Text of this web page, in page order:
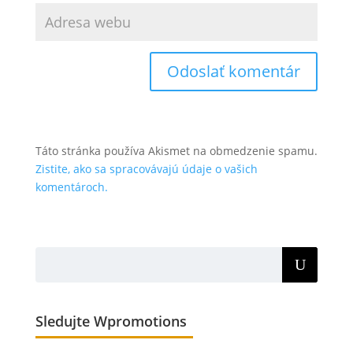
Táto stránka používa Akismet na obmedzenie spamu.
Zistite, ako sa spracovávajú údaje o vašich
komentároch.
Sledujte Wpromotions